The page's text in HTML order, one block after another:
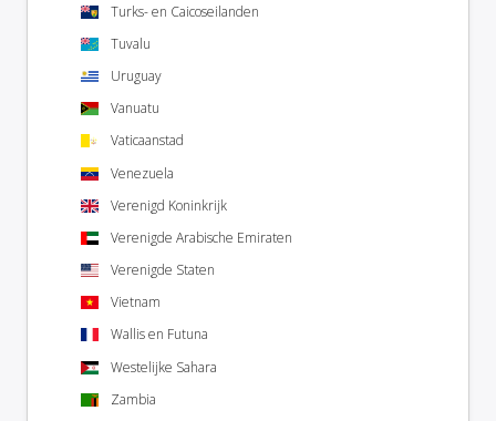
Turks- en Caicoseilanden
Tuvalu
Uruguay
Vanuatu
Vaticaanstad
Venezuela
Verenigd Koninkrijk
Verenigde Arabische Emiraten
Verenigde Staten
Vietnam
Wallis en Futuna
Westelijke Sahara
Zambia